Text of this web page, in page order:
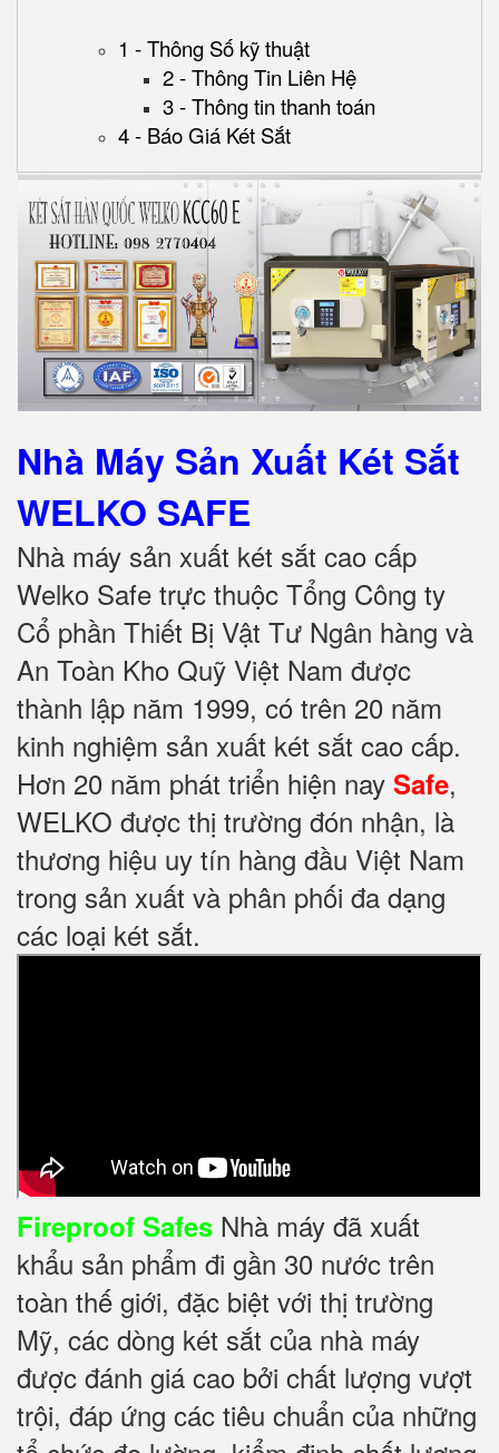
1 - Thông Số kỹ thuật
2 - Thông Tin Liên Hệ
3 - Thông tin thanh toán
4 - Báo Giá Két Sắt
Nhà Máy Sản Xuất Két Sắt
WELKO SAFE
Nhà máy sản xuất két sắt cao cấp
Welko Safe trực thuộc Tổng Công ty
Cổ phần Thiết Bị Vật Tư Ngân hàng và
An Toàn Kho Quỹ Việt Nam được
thành lập năm 1999, có trên 20 năm
kinh nghiệm sản xuất két sắt cao cấp.
Hơn 20 năm phát triển hiện nay Safe,
WELKO được thị trường đón nhận, là
thương hiệu uy tín hàng đầu Việt Nam
trong sản xuất và phân phối đa dạng
các loại két sắt.
Fireproof Safes Nhà máy đã xuất
khẩu sản phẩm đi gần 30 nước trên
toàn thế giới, đặc biệt với thị trường
Mỹ, các dòng két sắt của nhà máy
được đánh giá cao bởi chất lượng vượt
trội, đáp ứng các tiêu chuẩn của những